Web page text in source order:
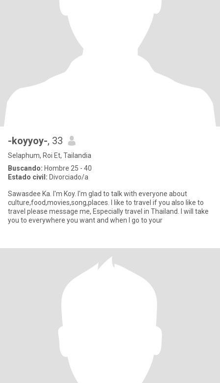
-koyyoy-, 33
Selaphum, Roi Et, Tailandia
Buscando: Hombre 25 - 40
Estado civil: Divorciado/a
Sawasdee Ka. I'm Koy. I'm glad to talk with everyone about
culture,food,movies,song,places. I like to travel if you also like to
travel please message me, Especially travel in Thailand. I will take
you to everywhere you want and when I go to your